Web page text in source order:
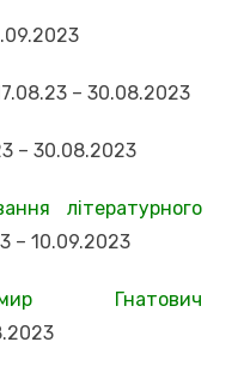
– 30.08.2023
– 30.08.2023
літературного
– 10.09.2023
Гнатович